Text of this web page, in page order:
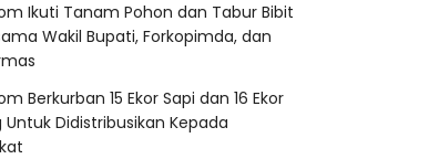
Ikuti Tanam Pohon dan Tabur Bibit
Wakil Bupati, Forkopimda, dan
Berkurban 15 Ekor Sapi dan 16 Ekor
Didistribusikan Kepada